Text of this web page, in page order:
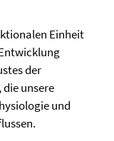
Einheit
der
unsere
und